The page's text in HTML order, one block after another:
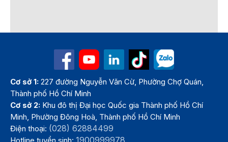
Cơ sở 1: 227 đường Nguyễn Văn Cừ, Phường Chợ Quán,
Thành phố Hồ Chí Minh
Cơ sở 2: Khu đô thị Đại học Quốc gia Thành phố Hồ Chí
Minh, Phường Đông Hoà, Thành phố Hồ Chí Minh
Điện thoại: (028) 62884499
1900999978